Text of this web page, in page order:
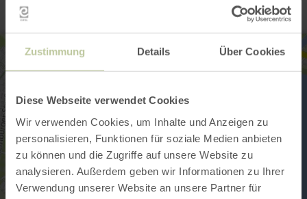
Zustimmung Details Über Cookies
Diese Webseite verwendet Cookies
Wir verwenden Cookies, um Inhalte und Anzeigen zu
personalisieren, Funktionen für soziale Medien anbieten
zu können und die Zugriffe auf unsere Website zu
analysieren. Außerdem geben wir Informationen zu Ihrer
Verwendung unserer Website an unsere Partner für